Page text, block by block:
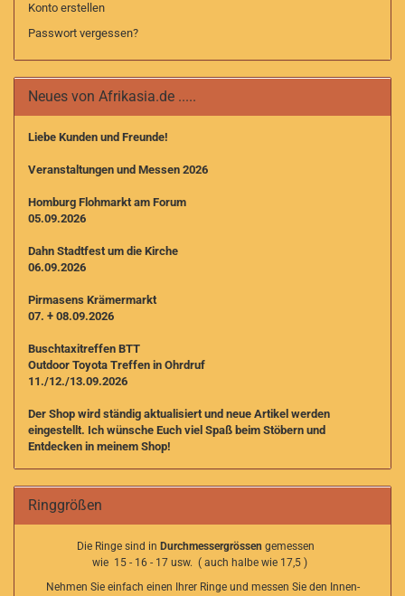
Konto erstellen
Passwort vergessen?
Neues von Afrikasia.de .....
Liebe Kunden und Freunde!
Veranstaltungen und Messen 2026
Homburg Flohmarkt am Forum
05.09.2026
Dahn Stadtfest um die Kirche
06.09.2026
Pirmasens Krämermarkt
07. + 08.09.2026
Buschtaxitreffen BTT
Outdoor Toyota Treffen in Ohrdruf
11./12./13.09.2026
Der Shop wird ständig aktualisiert und neue Artikel werden
eingestellt. Ich wünsche Euch viel Spaß beim Stöbern und
Entdecken in meinem Shop!
Ringgrößen
Die Ringe sind in Durchmessergrössen gemessen
wie 15 - 16 - 17 usw. ( auch halbe wie 17,5 )
Nehmen Sie einfach einen Ihrer Ringe und messen Sie den Innen-